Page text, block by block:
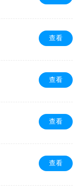
查看
查看
查看
查看